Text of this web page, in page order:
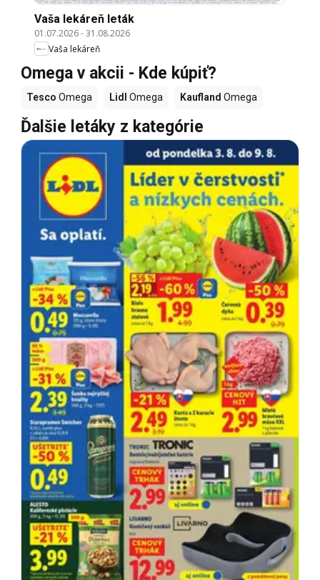
Vaša lekáreň leták
01.07.2026-31.08.2026
Vaša lekáreň
Omega v akcii - Kde kúpiť?
Tesco Omega Lidl Omega Kaufland Omega
Ďalšie letáky z kategórie